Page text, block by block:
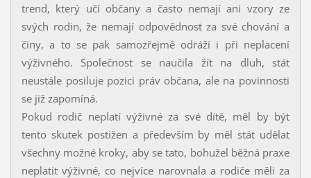
trend, který učí občany a často nemají ani vzory ze
svých rodin, že nemají odpovědnost za své chování a
činy, a to se pak samozřejmě odráží i při neplacení
výživného. Společnost se naučila žít na dluh, stát
neustále posiluje pozici práv občana, ale na povinnosti
se již zapomíná.
Pokud rodič neplatí výživné za své dítě, měl by být
tento skutek postižen a především by měl stát udělat
všechny možné kroky, aby se tato, bohužel běžná praxe
neplatit výživné, co nejvíce narovnala a rodiče měli za